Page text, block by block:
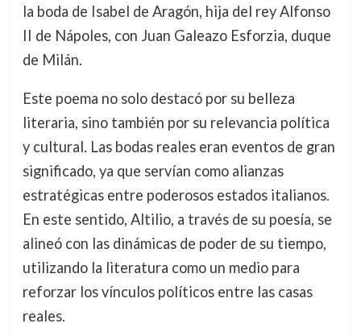
la boda de Isabel de Aragón, hija del rey Alfonso
II de Nápoles, con Juan Galeazo Esforzia, duque
de Milán.
Este poema no solo destacó por su belleza
literaria, sino también por su relevancia política
y cultural. Las bodas reales eran eventos de gran
significado, ya que servían como alianzas
estratégicas entre poderosos estados italianos.
En este sentido, Altilio, a través de su poesía, se
alineó con las dinámicas de poder de su tiempo,
utilizando la literatura como un medio para
reforzar los vínculos políticos entre las casas
reales.